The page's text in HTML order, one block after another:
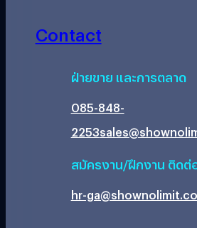
Contact
ฝ่ายขาย และการตลาด
085-848-
2253
สมัครงาน/ฝึกงาน ติดต่
hr-